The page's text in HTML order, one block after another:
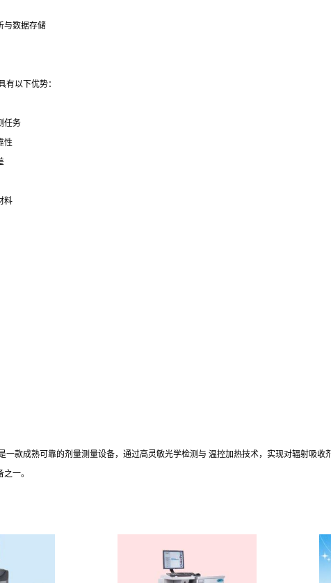
与数据存储
有以下优势：
任务
性
料
一款成熟可靠的剂量测量设备，通过高灵敏光学检测与 温控加热技术，实现对辐射吸
一。